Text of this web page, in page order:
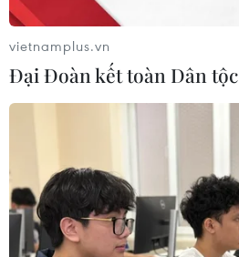
vietnamplus.vn
Đại Đoàn kết toàn Dân tộc